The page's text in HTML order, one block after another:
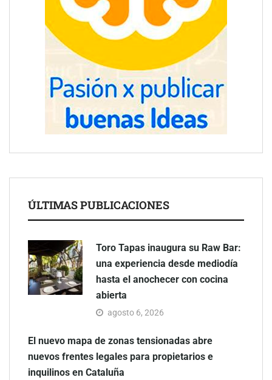
ÚLTIMAS PUBLICACIONES
Toro Tapas inaugura su Raw Bar:
una experiencia desde mediodía
hasta el anochecer con cocina
abierta
agosto 6, 2026
El nuevo mapa de zonas tensionadas abre
nuevos frentes legales para propietarios e
inquilinos en Cataluña